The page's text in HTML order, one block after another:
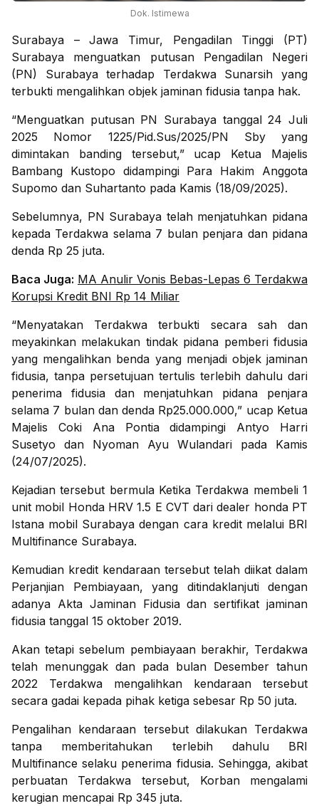
Dok. Istimewa
Surabaya – Jawa Timur, Pengadilan Tinggi (PT)
Surabaya menguatkan putusan Pengadilan Negeri
(PN) Surabaya terhadap Terdakwa Sunarsih yang
terbukti mengalihkan objek jaminan fidusia tanpa hak.
“Menguatkan putusan PN Surabaya tanggal 24 Juli
2025 Nomor 1225/Pid.Sus/2025/PN Sby yang
dimintakan banding tersebut,” ucap Ketua Majelis
Bambang Kustopo didampingi Para Hakim Anggota
Supomo dan Suhartanto pada Kamis (18/09/2025).
Sebelumnya, PN Surabaya telah menjatuhkan pidana
kepada Terdakwa selama 7 bulan penjara dan pidana
denda Rp 25 juta.
Baca Juga: MA Anulir Vonis Bebas-Lepas 6 Terdakwa
Korupsi Kredit BNI Rp 14 Miliar
“Menyatakan Terdakwa terbukti secara sah dan
meyakinkan melakukan tindak pidana pemberi fidusia
yang mengalihkan benda yang menjadi objek jaminan
fidusia, tanpa persetujuan tertulis terlebih dahulu dari
penerima fidusia dan menjatuhkan pidana penjara
selama 7 bulan dan denda Rp25.000.000,” ucap Ketua
Majelis Coki Ana Pontia didampingi Antyo Harri
Susetyo dan Nyoman Ayu Wulandari pada Kamis
(24/07/2025).
Kejadian tersebut bermula Ketika Terdakwa membeli 1
unit mobil Honda HRV 1.5 E CVT dari dealer honda PT
Istana mobil Surabaya dengan cara kredit melalui BRI
Multifinance Surabaya.
Kemudian kredit kendaraan tersebut telah diikat dalam
Perjanjian Pembiayaan, yang ditindaklanjuti dengan
adanya Akta Jaminan Fidusia dan sertifikat jaminan
fidusia tanggal 15 oktober 2019.
Akan tetapi sebelum pembiayaan berakhir, Terdakwa
telah menunggak dan pada bulan Desember tahun
2022 Terdakwa mengalihkan kendaraan tersebut
secara gadai kepada pihak ketiga sebesar Rp 50 juta.
Pengalihan kendaraan tersebut dilakukan Terdakwa
tanpa memberitahukan terlebih dahulu BRI
Multifinance selaku penerima fidusia. Sehingga, akibat
perbuatan Terdakwa tersebut, Korban mengalami
kerugian mencapai Rp 345 juta.